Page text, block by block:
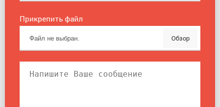
Прикрепить файл
Обзор